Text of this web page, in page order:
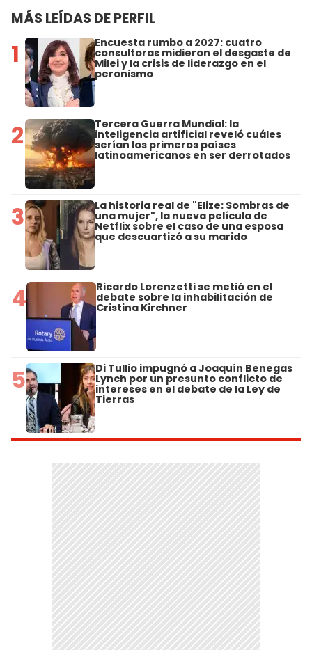
MÁS LEÍDAS DE PERFIL
1 Encuesta rumbo a 2027: cuatro
consultoras midieron el desgaste de
Milei y la crisis de liderazgo en el
peronismo
2 Tercera Guerra Mundial: la
inteligencia artificial reveló cuáles
serían los primeros países
latinoamericanos en ser derrotados
3 La historia real de "Elize: Sombras de
una mujer", la nueva película de
Netflix sobre el caso de una esposa
que descuartizó a su marido
4 Ricardo Lorenzetti se metió en el
debate sobre la inhabilitación de
Cristina Kirchner
5 Di Tullio impugnó a Joaquín Benegas
Lynch por un presunto conflicto de
intereses en el debate de la Ley de
Tierras